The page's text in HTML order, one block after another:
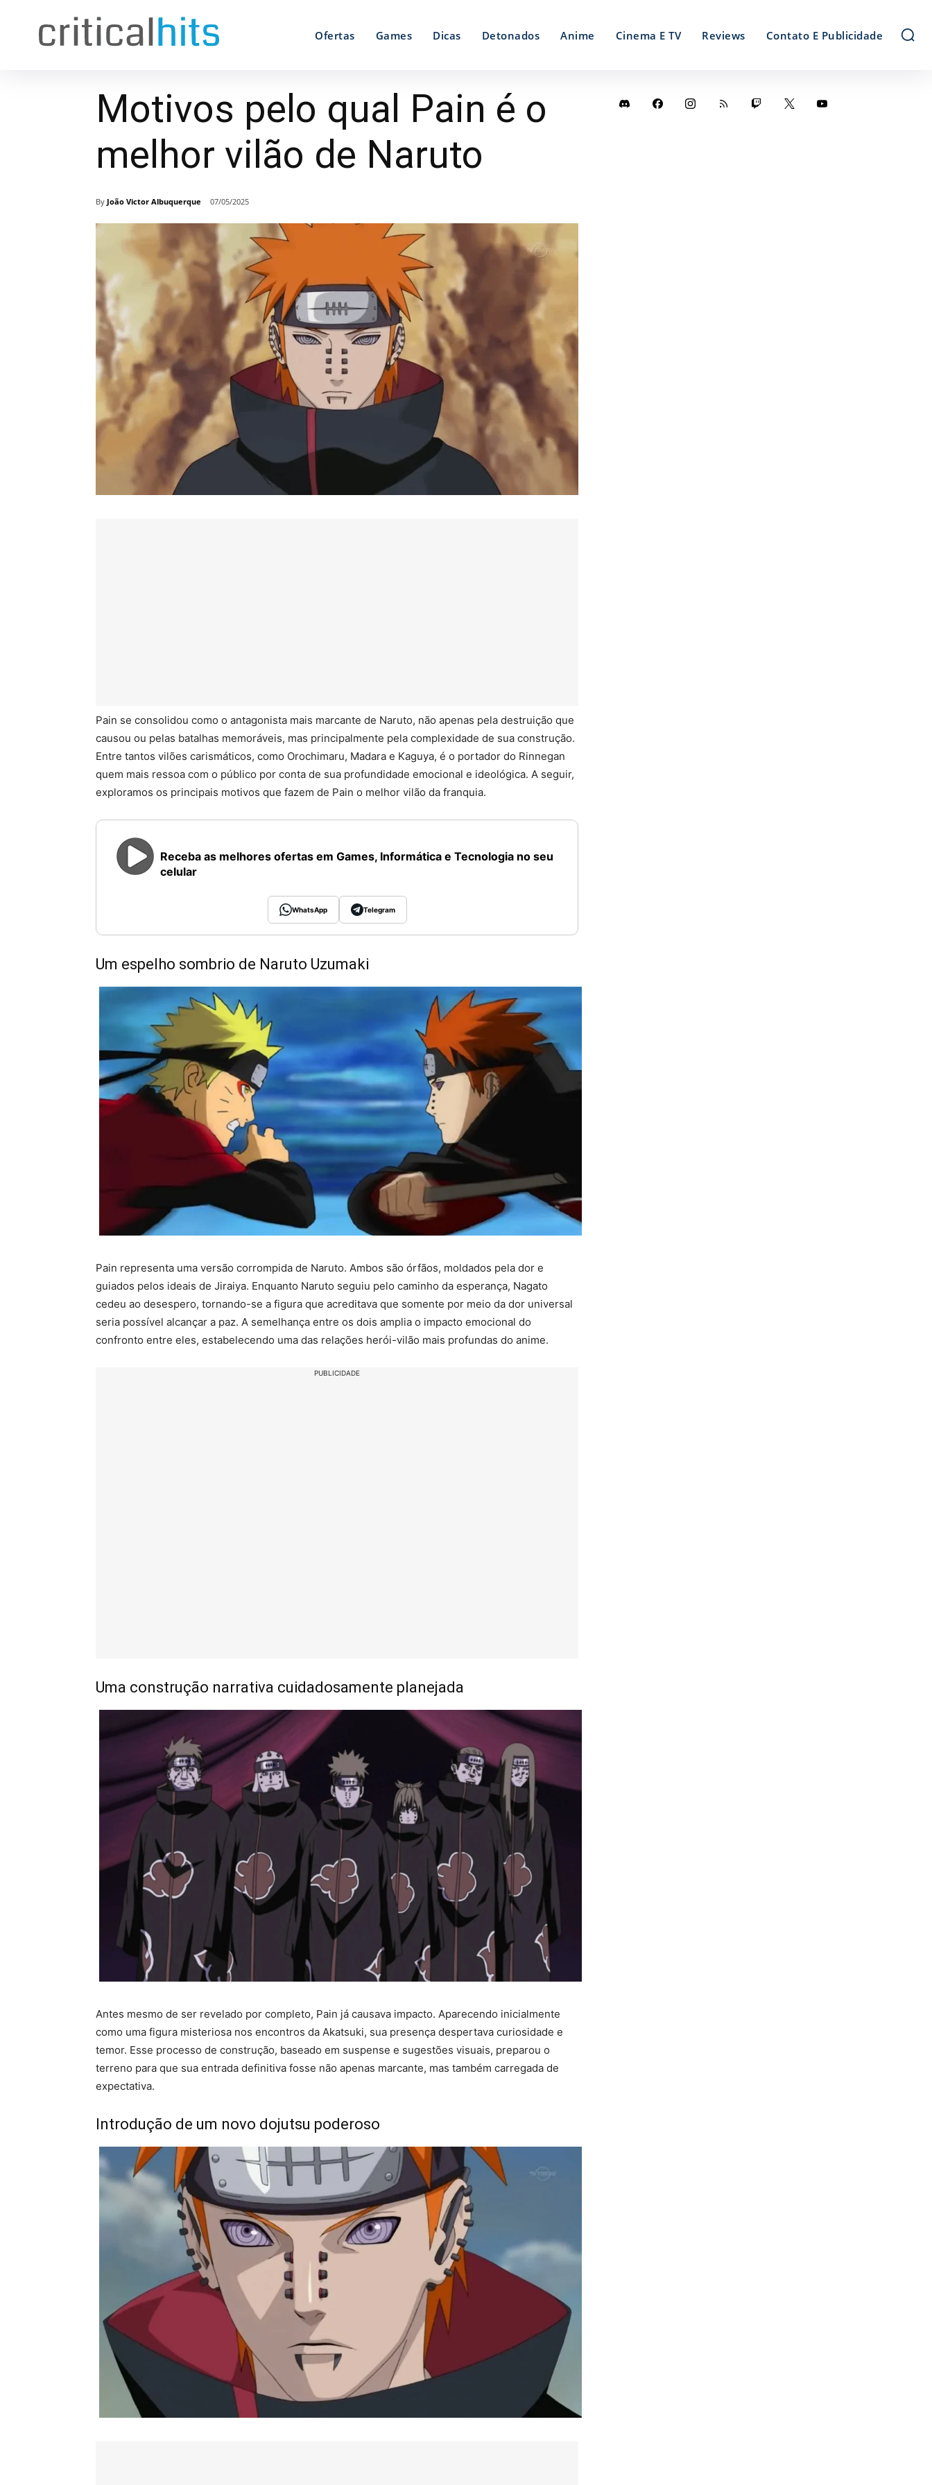
Ofertas Games Dicas Detonados Anime Cinema E TV Reviews Contato E Publicidade
Motivos pelo qual Pain é o
melhor vilão de Naruto
By João Victor Albuquerque 07/05/2025
Pain se consolidou como o antagonista mais marcante de Naruto, não apenas pela destruição que
causou ou pelas batalhas memoráveis, mas principalmente pela complexidade de sua construção.
Entre tantos vilões carismáticos, como Orochimaru, Madara e Kaguya, é o portador do Rinnegan
quem mais ressoa com o público por conta de sua profundidade emocional e ideológica. A seguir,
exploramos os principais motivos que fazem de Pain o melhor vilão da franquia.
Receba as melhores ofertas em Games, Informática e Tecnologia no seu
celular
WhatsApp Telegram
Um espelho sombrio de Naruto Uzumaki
Pain representa uma versão corrompida de Naruto. Ambos são órfãos, moldados pela dor e
guiados pelos ideais de Jiraiya. Enquanto Naruto seguiu pelo caminho da esperança, Nagato
cedeu ao desespero, tornando-se a figura que acreditava que somente por meio da dor universal
seria possível alcançar a paz. A semelhança entre os dois amplia o impacto emocional do
confronto entre eles, estabelecendo uma das relações herói-vilão mais profundas do anime.
PUBLICIDADE
Uma construção narrativa cuidadosamente planejada
Antes mesmo de ser revelado por completo, Pain já causava impacto. Aparecendo inicialmente
como uma figura misteriosa nos encontros da Akatsuki, sua presença despertava curiosidade e
temor. Esse processo de construção, baseado em suspense e sugestões visuais, preparou o
terreno para que sua entrada definitiva fosse não apenas marcante, mas também carregada de
expectativa.
Introdução de um novo dojutsu poderoso